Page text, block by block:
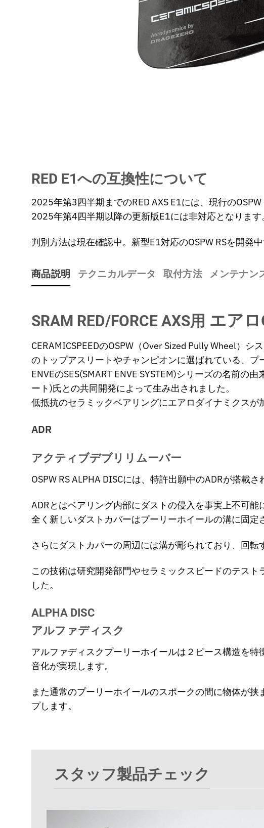
RED E1への互換性について
2025年第3四半期までのRED AXS E1には、現行のOSPW
2025年第4四半期以降の更新版E1には非対応となります
判別方法は現在確認中。新型E1対応のOSPW RSを開発中
商品説明 テクニカルデータ 取付方法 メンテナン
SRAM RED/FORCE AXS用 エアロ
CERAMICSPEEDのOSPW（Over Sized Pully Wheel）
のトップアスリートやチャンピオンに選ばれている、プ
ENVEのSES(SMART ENVE SYSTEM)シリーズの名前
ート)氏との共同開発によって生み出されました。
低抵抗のセラミックベアリングにエアロダイナミクスが
ADR
アクティブデブリリムーバー
OSPW RS ALPHA DISCには、特許出願中のADRが搭載さ
ADRとはベアリング内部にダストの侵入を事実上不可能
全く新しいダストカバーはプーリーホイールの溝に固定
さらにダストカバーの周辺には溝が彫られており、回
この技術は研究開発部門やセラミックスピードのテス
した。
ALPHA DISC
アルファディスク
アルファディスクプーリーホイールは２ピース構造を
音化が実現します。
また通常のプーリーホイールのスポークの間に物体が
プします。
スタッフ製品チェック